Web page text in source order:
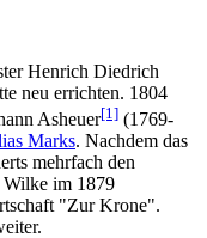
Henrich Diedrich
neu errichten. 1804
Asheuer[1] (1769-
Marks. Nachdem das
mehrfach den
Wilke im 1879
"Zur Krone".